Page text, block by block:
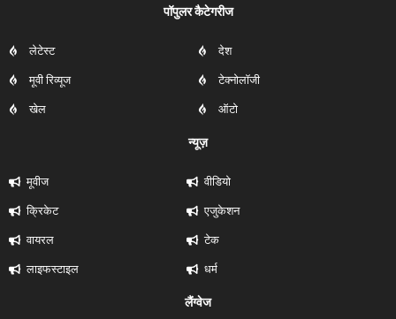
पॉपुलर कैटेगरीज
लेटेस्ट
मूवी रिव्यूज
खेल
देश
टेक्नोलॉजी
ऑटो
न्यूज़
मूवीज
क्रिकेट
वायरल
लाइफस्टाइल
वीडियो
एजुकेशन
टेक
धर्म
लैंग्वेज